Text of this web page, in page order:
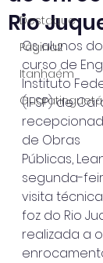
Destaque
Página2
Itanhaém
Guaratinguetá
Rio
Os alunos
curso de
Instituto
(IFSP) de
de Obras
Públicas,
segunda-
visita
foz do Rio
realizada a